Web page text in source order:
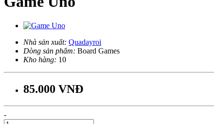
Nhà sản xuất: Quadayroi
Dòng sản phẩm: Board Games
Kho hàng: 10
85.000 VNĐ
-